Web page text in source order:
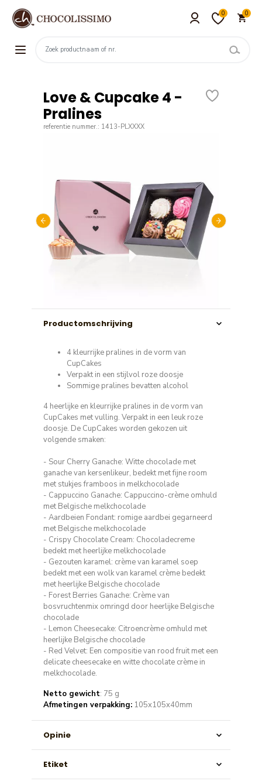
0 0
Love & Cupcake 4 -
Pralines
referentie nummer.: 1413-PLXXXX
Productomschrijving
4 kleurrijke pralines in de vorm van
CupCakes
Verpakt in een stijlvol roze doosje
Sommige pralines bevatten alcohol
4 heerlijke en kleurrijke pralines in de vorm van
CupCakes met vulling. Verpakt in een leuk roze
doosje. De CupCakes worden gekozen uit
volgende smaken:
- Sour Cherry Ganache: Witte chocolade met
ganache van kersenlikeur, bedekt met fijne room
met stukjes framboos in melkchocolade
- Cappuccino Ganache: Cappuccino-crème omhuld
met Belgische melkchocolade
- Aardbeien Fondant: romige aardbei gegarneerd
met Belgische melkchocolade
- Crispy Chocolate Cream: Chocoladecreme
bedekt met heerlijke melkchocolade
- Gezouten karamel: crème van karamel soep
bedekt met een wolk van karamel crème bedekt
met heerlijke Belgische chocolade
- Forest Berries Ganache: Crème van
bosvruchtenmix omringd door heerlijke Belgische
chocolade
- Lemon Cheesecake: Citroencrème omhuld met
heerlijke Belgische chocolade
- Red Velvet: Een compositie van rood fruit met een
delicate cheesecake en witte chocolate crème in
melkchocolade.
Netto gewicht: 75 g
Afmetingen verpakking: 105x105x40mm
Opinie
Etiket